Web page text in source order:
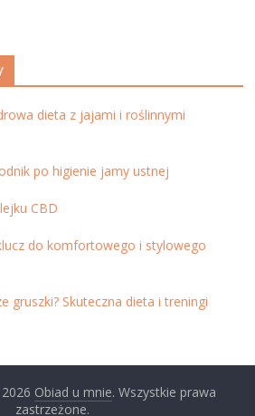
dieta z jajami i roślinnymi
po higienie jamy ustnej
CBD
do komfortowego i stylowego
gruszki? Skuteczna dieta i treningi
Obiad u mnie. Wszystkie prawa
zastrzeżone.